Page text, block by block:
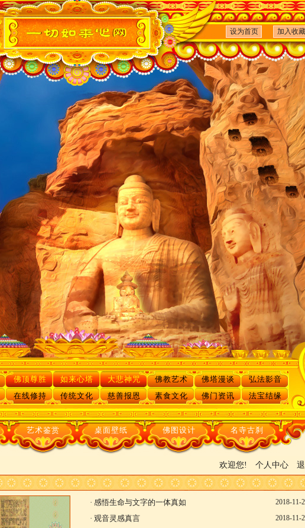
设为首页 加入收藏
佛顶尊胜 如来心塔 大悲神咒 佛教艺术 佛塔漫谈
弘法影音
在线修持 传统文化 慈善报恩 素食文化 佛门资讯 法宝结缘
艺术鉴赏 桌面壁纸 佛图设计 名寺古刹
欢迎您! 个人中心
· 感悟生命与文字的一体真如 2018-11-
· 观音灵感真言 2018-11-